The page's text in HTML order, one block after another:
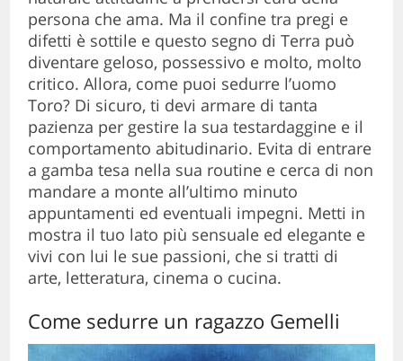
persona che ama. Ma il confine tra pregi e
difetti è sottile e questo segno di Terra può
diventare geloso, possessivo e molto, molto
critico. Allora, come puoi sedurre l’uomo
Toro? Di sicuro, ti devi armare di tanta
pazienza per gestire la sua testardaggine e il
comportamento abitudinario. Evita di entrare
a gamba tesa nella sua routine e cerca di non
mandare a monte all’ultimo minuto
appuntamenti ed eventuali impegni. Metti in
mostra il tuo lato più sensuale ed elegante e
vivi con lui le sue passioni, che si tratti di
arte, letteratura, cinema o cucina.
Come sedurre un ragazzo Gemelli